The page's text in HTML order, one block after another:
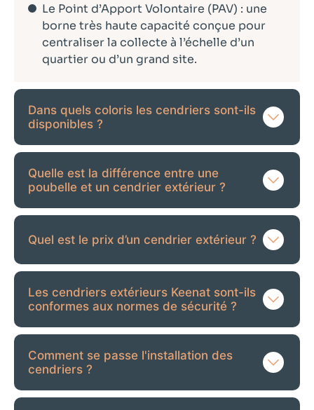
Le Point d’Apport Volontaire (PAV) : une
borne très haute capacité conçue pour
centraliser la collecte à l’échelle d’un
quartier ou d’un grand site.
Dans quels coloris les cendriers sont-ils
disponibles ?
Quelle est la différence entre une
poubelle et un cendrier extérieur ?
Quel est le prix d’un cendrier extérieur ?
Les cendriers extérieurs Keenat sont-ils
conformes aux normes de sécurité ?
Comment se passe l'installation des
cendriers ?